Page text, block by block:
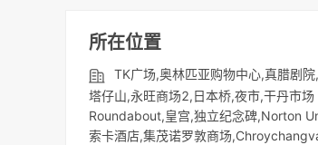
所在位置
TK广场,奥林匹亚购物中心,真腊剧
塔仔山,永旺商场2,日本桥,夜市,干丹市
Roundabout,皇宫,独立纪念碑,Norton
索卡酒店,集茂诺罗敦商场